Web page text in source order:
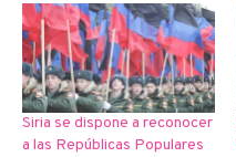
Siria se dispone a reconocer
a las Repúblicas Populares